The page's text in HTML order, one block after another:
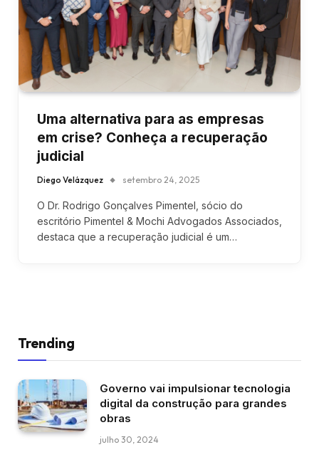
Uma alternativa para as empresas
em crise? Conheça a recuperação
judicial
Diego Velázquez setembro 24, 2025
O Dr. Rodrigo Gonçalves Pimentel, sócio do
escritório Pimentel & Mochi Advogados Associados,
destaca que a recuperação judicial é um…
Trending
Governo vai impulsionar tecnologia
digital da construção para grandes
obras
julho 30, 2024